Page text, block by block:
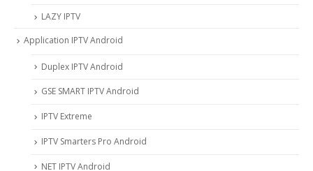
LAZY IPTV
Application IPTV Android
Duplex IPTV Android
GSE SMART IPTV Android
IPTV Extreme
IPTV Smarters Pro Android
NET IPTV Android